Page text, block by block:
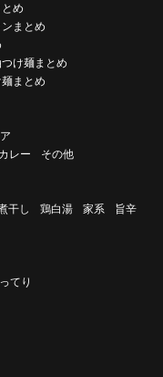
め
まとめ
つけ麺まとめ
まとめ
カレー その他
干し 鶏白湯 家系
旨辛
てり